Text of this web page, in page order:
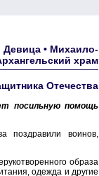
Девица • Михаило-
храм
Отечества
посильную помощь
поздравили воинов,
образа
одежда и другие